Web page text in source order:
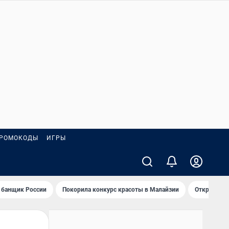
ИГРЫ
России Покорила конкурс красоты в Малайзии Открыл